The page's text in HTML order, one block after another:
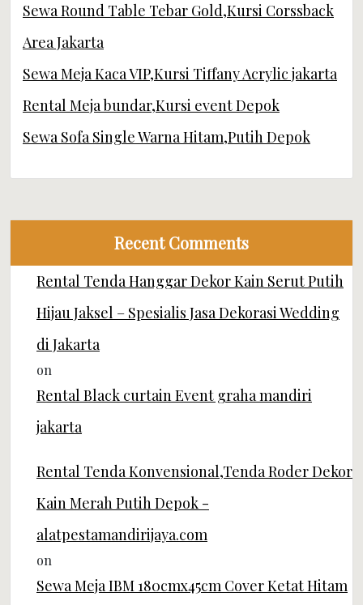
Sewa Round Table Tebar Gold,Kursi Corssback
Area Jakarta
Sewa Meja Kaca VIP,Kursi Tiffany Acrylic jakarta
Rental Meja bundar,Kursi event Depok
Sewa Sofa Single Warna Hitam,Putih Depok
Recent Comments
Rental Tenda Hanggar Dekor Kain Serut Putih
Hijau Jaksel – Spesialis Jasa Dekorasi Wedding
di Jakarta
on
Rental Black curtain Event graha mandiri
jakarta
Rental Tenda Konvensional,Tenda Roder Dekor
Kain Merah Putih Depok -
alatpestamandirijaya.com
on
Sewa Meja IBM 180cmx45cm Cover Ketat Hitam